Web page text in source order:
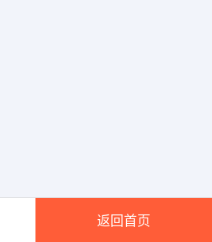
返回首页